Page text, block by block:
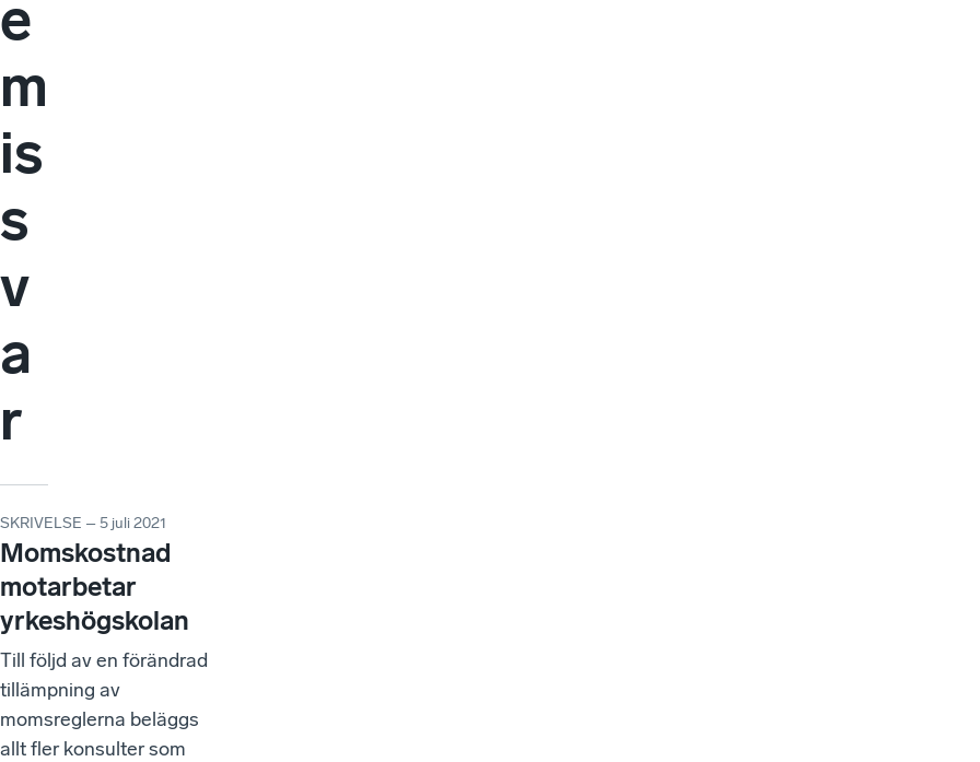
e
m
is
s
v
a
r
SKRIVELSE – 5 juli 2021
Momskostnad
motarbetar
yrkeshögskolan
Till följd av en förändrad
tillämpning av
momsreglerna beläggs
allt fler konsulter som